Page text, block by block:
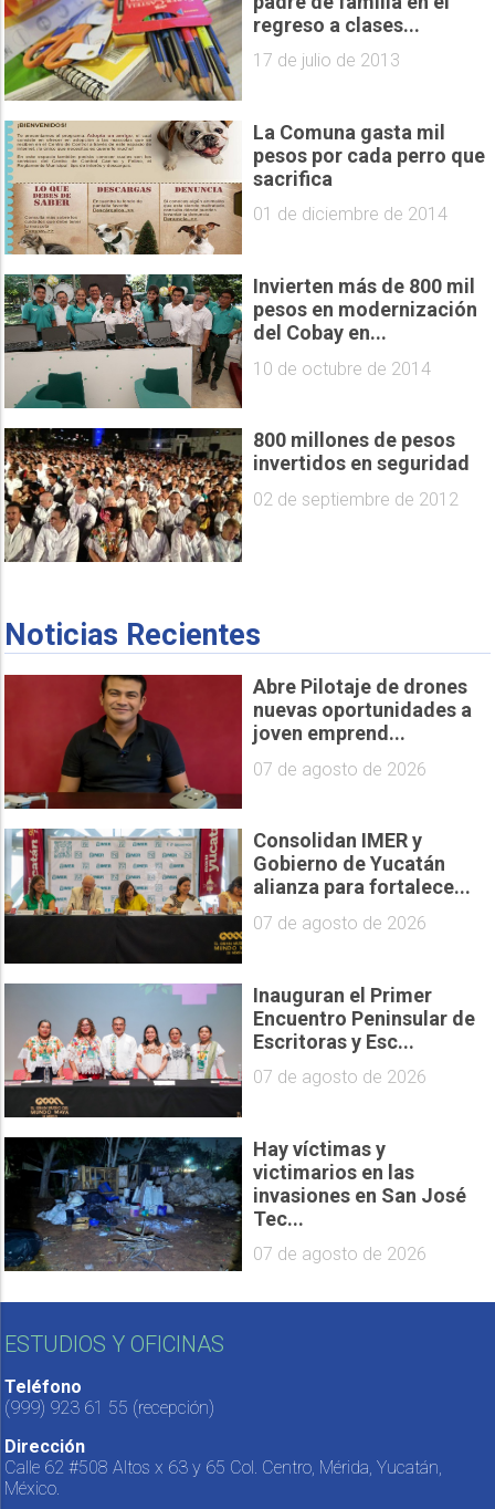
regreso a clases...
17 de julio de 2013
La Comuna gasta mil
pesos por cada perro que
sacrifica
01 de diciembre de 2014
Invierten más de 800 mil
pesos en modernización
del Cobay en...
10 de octubre de 2014
800 millones de pesos
invertidos en seguridad
02 de septiembre de 2012
Noticias Recientes
Abre Pilotaje de drones
nuevas oportunidades a
joven emprend...
07 de agosto de 2026
Consolidan IMER y
Gobierno de Yucatán
alianza para fortalece...
07 de agosto de 2026
Inauguran el Primer
Encuentro Peninsular de
Escritoras y Esc...
07 de agosto de 2026
Hay víctimas y
victimarios en las
invasiones en San José
Tec...
07 de agosto de 2026
ESTUDIOS Y OFICINAS
Teléfono
(999) 923 61 55 (recepción)
Dirección
Calle 62 #508 Altos x 63 y 65 Col. Centro, Mérida, Yucatán,
México.